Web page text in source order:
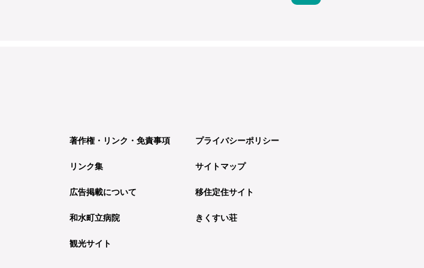
著作権・リンク・免責事項 プライバシーポリシー
リンク集 サイトマップ
広告掲載について 移住定住サイト
和水町立病院 きくすい荘
観光サイト